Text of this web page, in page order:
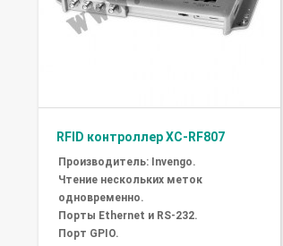
RFID контроллер XC-RF807
Производитель: Invengo.
Чтение нескольких меток
одновременно.
Порты Ethernet и RS-232.
Порт GPIO.